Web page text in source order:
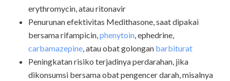
erythromycin, atau ritonavir
Penurunan efektivitas Medithasone, saat dipakai
bersama rifampicin,phenytoin, ephedrine,
carbamazepine, atau obat golongan barbiturat
Peningkatan risiko terjadinya perdarahan, jika
dikonsumsi bersama obat pengencer darah, misalnya